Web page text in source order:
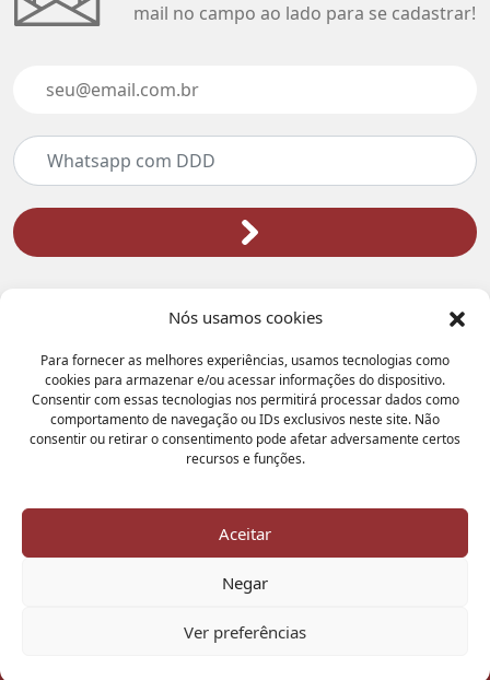
Nós usamos cookies
Para fornecer as melhores experiências, usamos tecnologias como
cookies para armazenar e/ou acessar informações do dispositivo.
Consentir com essas tecnologias nos permitirá processar dados como
comportamento de navegação ou IDs exclusivos neste site. Não
consentir ou retirar o consentimento pode afetar adversamente certos
recursos e funções.
Aceitar
Negar
Ver preferências
mail no campo ao lado para se cadastrar!
Atendimento Geral:
3972-8000
Selecione uma unidade
© 2026 - GRUPO NEOCENTER - Todos os Direitos Reservados